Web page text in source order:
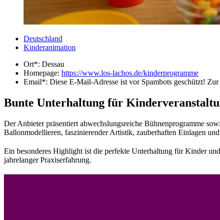
Deutschland
Kinderanimation
Ort*: Dessau
Homepage: https://www.los-lachos.de/kinderprogramme
Email*: Diese E-Mail-Adresse ist vor Spambots geschützt!
Bunte Unterhaltung für
Der Anbieter präsentiert abwechslungsreiche Bühnenprogramme
Ballonmodellieren, faszinierender Artistik, zauberhaften Einlagen
Ein besonderes Highlight ist die perfekte Unterhaltung für Kinder
jahrelanger Praxiserfahrung.